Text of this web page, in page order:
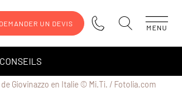
DEMANDER UN DEVIS MENU
CONSEILS
Giovinazzo en Italie © Mi.Ti. / Fotolia.com